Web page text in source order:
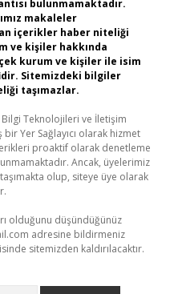
bulunmamaktadır.
makaleler
içerikler haber niteliği
ve kişiler hakkında
kurum ve kişiler ile isim
Sitemizdeki bilgiler
taşımazlar.
Bilgi Teknolojileri ve İletişim
Yer Sağlayıcı olarak hizmet
proaktif olarak denetleme
Ancak, üyelerimiz
olup, siteye üye olarak
olduğunu düşündüğünüz
adresine bildirmeniz
sitemizden kaldırılacaktır.